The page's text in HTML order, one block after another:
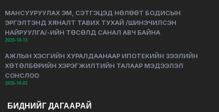
МАНСУУРУУЛАХ ЭМ, СЭТГЭЦЭД НӨЛӨӨТ БОДИСЫН
ЭРГЭЛТЭНД ХЯНАЛТ ТАВИХ ТУХАЙ /ШИНЭЧИЛСЭН
НАЙРУУЛГА/-ИЙН ТӨСӨЛД САНАЛ АВЧ БАЙНА
2025-10-13
АЖЛЫН ХЭСГИЙН ХУРАЛДААНААР ИПОТЕКИЙН ЗЭЭЛИЙН
ХӨТӨЛБӨРИЙН ХЭРЭГЖИЛТИЙН ТАЛААР МЭДЭЭЛЭЛ
СОНСЛОО
2025-10-02
БИДНИЙГ ДАГААРАЙ